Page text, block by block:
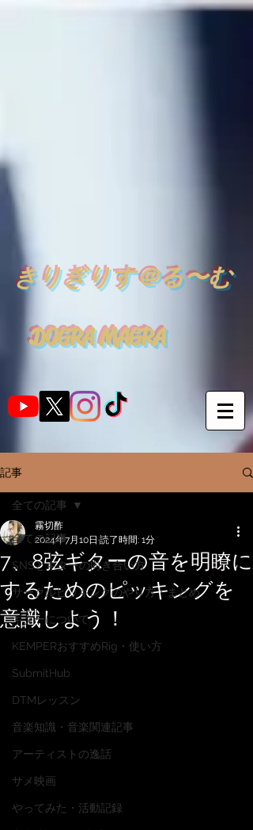
きりぎりす＠る〜む
DOGRA MAGRA
記事
全ての記事
SNSとギターの向き合い方
サークルピッキングのやり方・まとめ
ギターについて
KEMPERおすすめRig・使い方
SubmitHub
DTMレッスン
音楽知識・音楽関連記事
アーティストの逸話
サメ映画
やってみた・活動記録
全ての記事
7、8弦ギターの音を明瞭に
するためのピッキングを
意識しよう！
霧切酢
2024年7月10日 読了時間: 1分